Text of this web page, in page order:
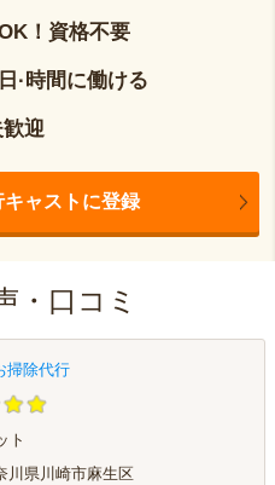
！資格不要
·時間に働ける
迎
キャストに登録
・口コミ
掃除代行
ト
川県川崎市麻生区